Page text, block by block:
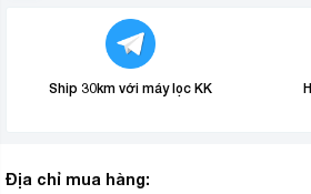
– Tự ngắt khi bếp nóng quá tải.
– Tự nhận diện kích cỡ đáy nồi.
– Tự ngắt khi không có nồi.
Ship 30km với máy lọc KK
Địa chỉ mua hàng: